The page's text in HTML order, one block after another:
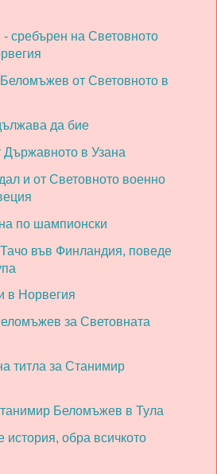
сребърен на Световното
от Световното в
да бие
Държавното в Узана
и от Световното военно
по шампионски
във Финландия, поведе
в Норвегия
за Световната
титла за Станимир
Беломъжев в Тула
обра всичкото